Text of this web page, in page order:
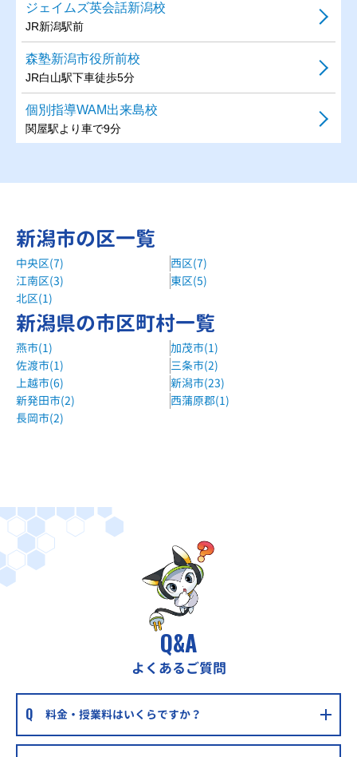
ジェイムズ英会話新潟校
JR新潟駅前
森塾新潟市役所前校
JR白山駅下車徒歩5分
個別指導WAM出来島校
関屋駅より車で9分
新潟駅より車で6分
新潟市の区一覧
中央区(7)
西区(7)
江南区(3)
東区(5)
北区(1)
新潟県の市区町村一覧
燕市(1)
加茂市(1)
佐渡市(1)
三条市(2)
上越市(6)
新潟市(23)
新発田市(2)
西蒲原郡(1)
長岡市(2)
Q&A
よくあるご質問
料金・授業料はいくらですか？